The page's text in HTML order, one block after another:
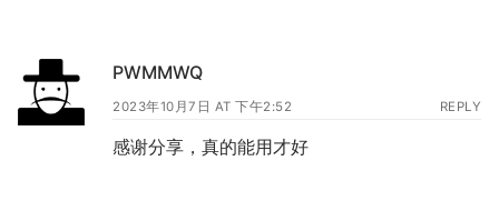
PWMMWQ
2023年10月7日 AT 下午2:52 REPLY
感谢分享，真的能用才好